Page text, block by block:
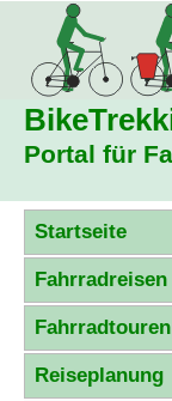
Portal für
Startseite
Fahrradreisen
Fahrradtouren
Reiseplanung